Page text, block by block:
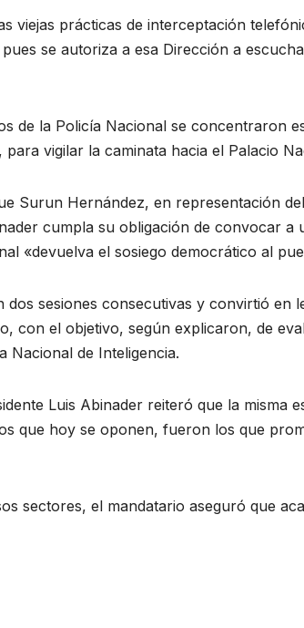
viejas prácticas de interceptación
se autoriza a esa Dirección a
de la Policía Nacional se concentraron
vigilar la caminata hacia el Palacio
Surun Hernández, en representación
cumpla su obligación de convocar a
«devuelva el sosiego democrático al
dos sesiones consecutivas y convirtió en
con el objetivo, según explicaron, de
Nacional de Inteligencia.
Luis Abinader reiteró que la misma
que hoy se oponen, fueron los que
sectores, el mandatario aseguró que